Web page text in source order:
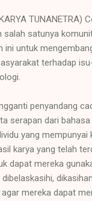
TUNANETRA)
satunya
untuk
terhadap
penyandang
serapan dari
yang
karya yang telah
dapat mereka
mereka dapat